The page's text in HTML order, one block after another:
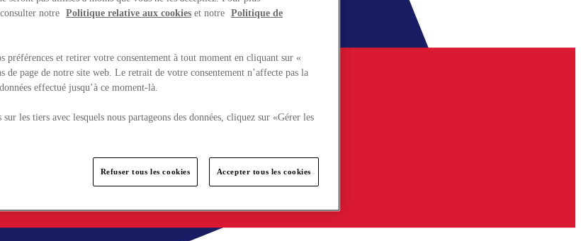
notre Politique relative aux cookies et notre Politique de
préférences et retirer votre consentement à tout moment en cliquant sur «
de page de notre site web. Le retrait de votre consentement n’affecte pas la
effectué jusqu’à ce moment-là.
les tiers avec lesquels nous partageons des données, cliquez sur «Gérer les
Refuser tous les cookies Accepter tous les cookies